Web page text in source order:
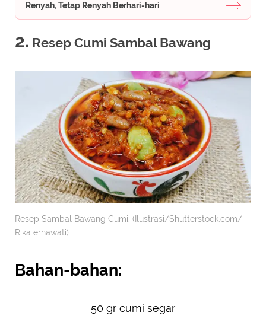
Renyah, Tetap Renyah Berhari-hari
2. Resep Cumi Sambal Bawang
Resep Sambal Bawang Cumi. (Ilustrasi/Shutterstock.com/
Rika ernawati)
Bahan-bahan:
50 gr cumi segar